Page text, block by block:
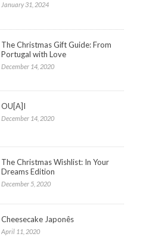
January 31, 2024
The Christmas Gift Guide: From
Portugal with Love
December 14, 2020
OU[A]I
December 14, 2020
The Christmas Wishlist: In Your
Dreams Edition
December 5, 2020
Cheesecake Japonês
April 11, 2020